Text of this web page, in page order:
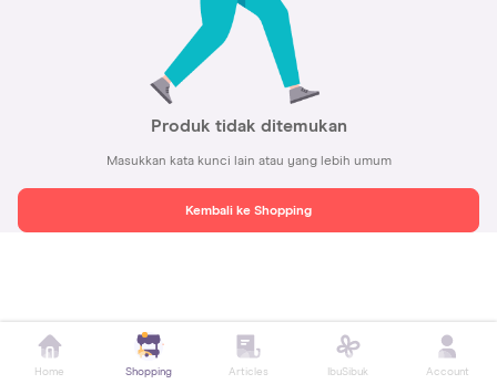
Produk tidak ditemukan
Masukkan kata kunci lain atau yang lebih umum
Kembali ke Shopping
Home Shopping Articles IbuSibuk Account